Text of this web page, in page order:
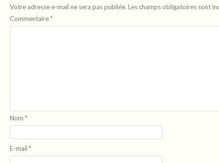
Votre adresse e-mail ne sera pas publiée. Les champs obligatoires sont
Commentaire*
Nom *
E-mail *